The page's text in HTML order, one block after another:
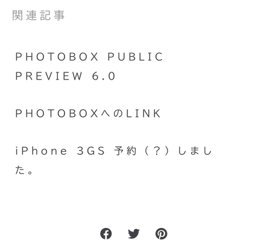
関連記事
PHOTOBOX PUBLIC
PREVIEW 6.0
PHOTOBOXへのLINK
iPhone 3GS 予約（？）しまし
た。